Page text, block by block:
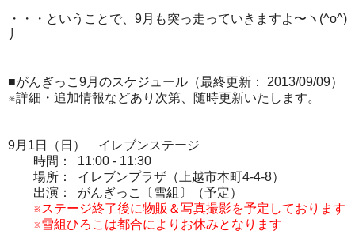
・・・ということで、9月も突っ走っていきますよ〜ヽ(^o^)
丿
■がんぎっこ9月のスケジュール（最終更新： 2013/09/09）
※詳細・追加情報などあり次第、随時更新いたします。
9月1日（日） イレブンステージ
時間： 11:00 - 11:30
場所： イレブンプラザ（上越市本町4-4-8）
出演： がんぎっこ〔雪組〕（予定）
※ステージ終了後に物販＆写真撮影を予定しております
※雪組ひろこは都合によりお休みとなります